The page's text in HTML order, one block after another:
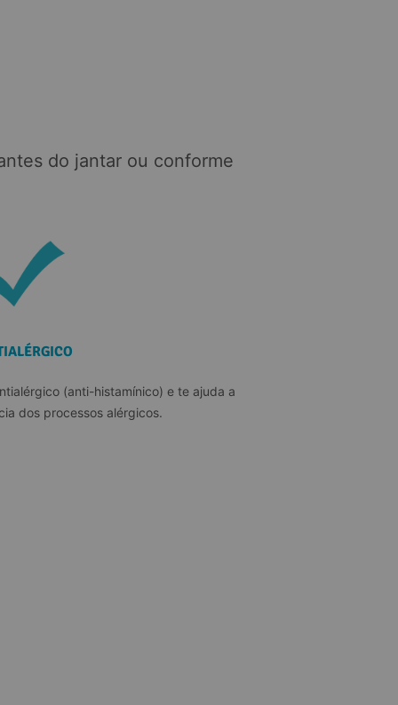
do jantar ou conforme
(anti-histamínico) e te ajuda a
dos processos alérgicos.